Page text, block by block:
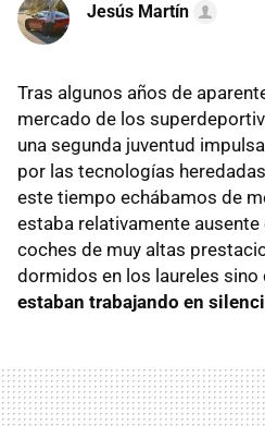
Jesús Martín
Tras algunos años de
mercado de los
una segunda juventud
por las tecnologías
este tiempo echábamos de
estaba relativamente
coches de muy altas
dormidos en los laureles sino
estaban trabajando en